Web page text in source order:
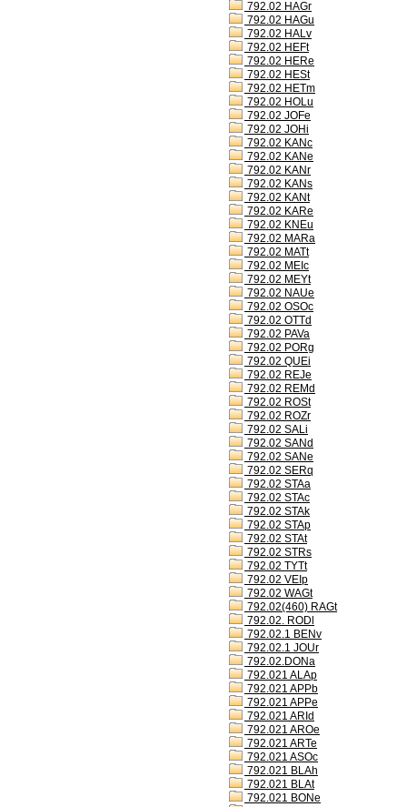
792.02 HAGr
792.02 HAGu
792.02 HALv
792.02 HEFt
792.02 HERe
792.02 HESt
792.02 HETm
792.02 HOLu
792.02 JOFe
792.02 JOHi
792.02 KANc
792.02 KANe
792.02 KANr
792.02 KANs
792.02 KANt
792.02 KARe
792.02 KNEu
792.02 MARa
792.02 MATt
792.02 MEIc
792.02 MEYt
792.02 NAUe
792.02 OSOc
792.02 OTTd
792.02 PAVa
792.02 PORg
792.02 QUEi
792.02 REJe
792.02 REMd
792.02 ROSt
792.02 ROZr
792.02 SALi
792.02 SANd
792.02 SANe
792.02 SERq
792.02 STAa
792.02 STAc
792.02 STAk
792.02 STAp
792.02 STAt
792.02 STRs
792.02 TYTt
792.02 VEIp
792.02 WAGt
792.02(460) RAGt
792.02. RODl
792.02.1 BENv
792.02.1 JOUr
792.02.DONa
792.021 ALAp
792.021 APPb
792.021 APPe
792.021 ARId
792.021 AROe
792.021 ARTe
792.021 ASOc
792.021 BLAh
792.021 BLAt
792.021 BONe